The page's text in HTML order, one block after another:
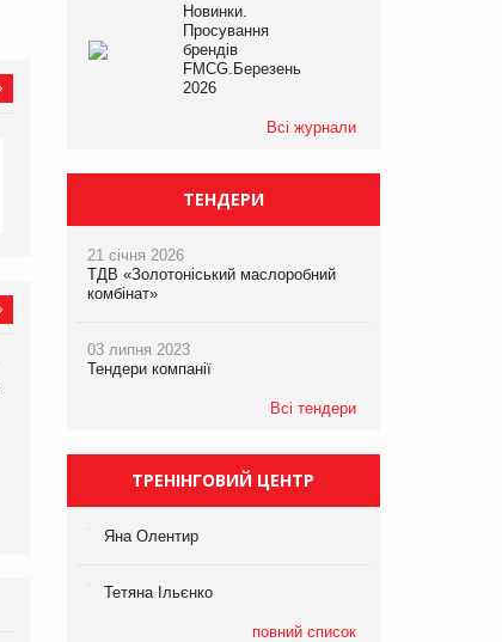
виробництва
компанії «УкраМарин»
Новинки.
Просування
брендів
FMCG.Березень
2026
Всі журнали
ТЕНДЕРИ
21 січня 2026
ТДВ «Золотоніський маслоробний
комбінат»
03 липня 2023
Тендери компанії
Всі тендери
ТРЕНІНГОВИЙ ЦЕНТР
Яна Олентир
Тетяна Ільєнко
повний список